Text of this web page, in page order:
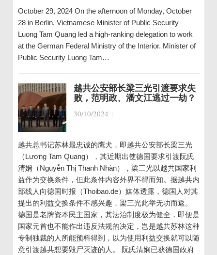
October 29, 2024 On the afternoon of Monday, October
28 in Berlin, Vietnamese Minister of Public Security
Luong Tam Quang led a high-ranking delegation to work
at the German Federal Ministry of the Interior. Minister of
Public Security Luong Tam…
越共公安部长梁三光引渡要求失
败，范明政、潘文江逃过一劫？
30/10/2024 |
越共总书记苏林最忠诚的鹰犬，即越共公安部长梁三光
（Lương Tam Quang），其近期出使德国要求引渡阮氏
清娴（Nguyễn Thị Thanh Nhàn），梁三光以越共国家利
益作为交换条件，但此条件内容外界不得而知。据越共内
部线人向德国时报（Thoibao.de）媒体透露，德国人对其
提出的利益交换条件不感兴趣，梁三光此举无功而返。
德国是老牌资本民主国家，其法治制度极为健全，即便是
国家元首也不能作出违反法规的决定，岂是越共苏林这种
专制独裁的人所能预料得到，以为使用利益交换就可以随
意引渡越共想要毁尸灭迹的人。 阮氏清娴已获德国政府